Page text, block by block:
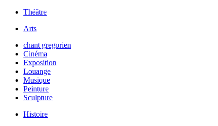
Théâtre
Arts
chant gregorien
Cinéma
Exposition
Louange
Musique
Peinture
Sculpture
Histoire